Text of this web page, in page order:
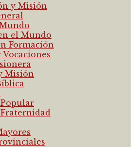
y Misión
el Mundo
Formación
Vocaciones
Misión